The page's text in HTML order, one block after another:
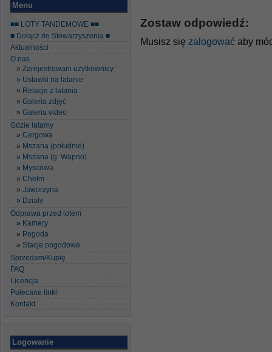
Menu
■■ LOTY TANDEMOWE ■■
■ Dołącz do Stowarzyszenia ■
Aktualności
O nas
Zarejestrowani użytkownicy
Ustawki na latanie
Relacje z latania
Galeria zdjęć
Galeria video
Gdzie latamy
Cergowa
Mszana (południe)
Mszana (g. Wapno)
Myscowa
Chełm
Jaworzyna
Działy
Odprawa przed lotem
Kamery
Pogoda
Stacje pogodowe
Sprzedam/Kupię
FAQ
Licencja
Polecane linki
Kontakt
Logowanie
Zostaw odpowiedź:
Musisz się zalogować aby